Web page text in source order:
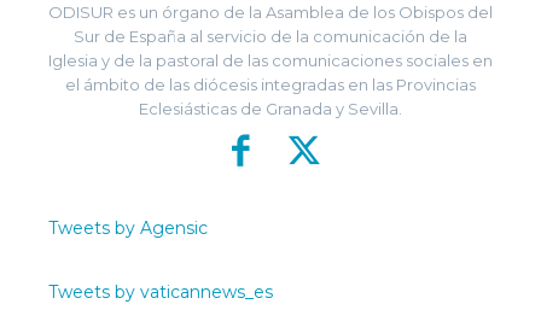
ODISUR es un órgano de la Asamblea de los Obispos del
Sur de España al servicio de la comunicación de la
Iglesia y de la pastoral de las comunicaciones sociales en
el ámbito de las diócesis integradas en las Provincias
Eclesiásticas de Granada y Sevilla.
Tweets by Agensic
Tweets by vaticannews_es